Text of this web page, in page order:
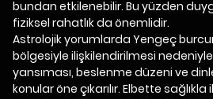
bundan etkilenebilir. Bu yüzden
fiziksel rahatlık da önemlidir.
Astrolojik yorumlarda Yengeç
bölgesiyle ilişkilendirilmesi
yansıması, beslenme düzeni ve
konular öne çıkarılır. Elbette